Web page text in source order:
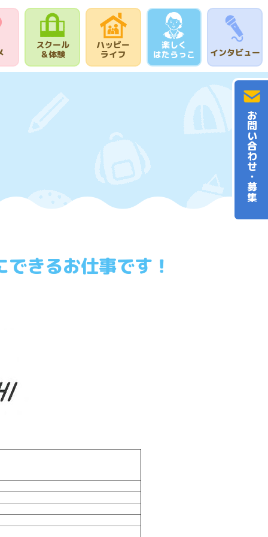
お問い合わせ・募集
スクール
＆体験
ハッピー
ライフ
楽しく
はたらっこ
インタビュー
きるお仕事です！